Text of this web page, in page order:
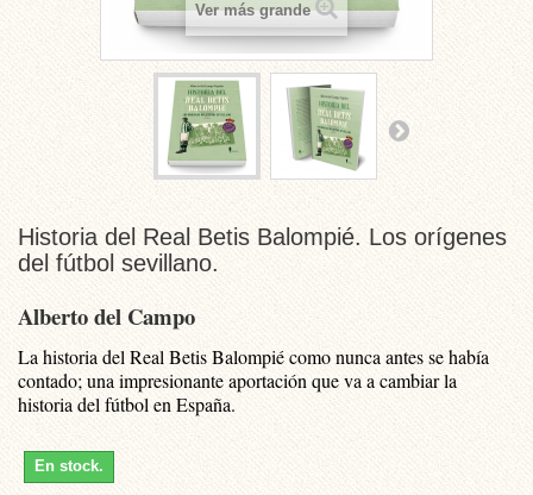
Ver más grande
Historia del Real Betis Balompié. Los orígenes
del fútbol sevillano.
Alberto del Campo
La historia del Real Betis Balompié como nunca antes se había
contado; una impresionante aportación que va a cambiar la
historia del fútbol en España.
En stock.